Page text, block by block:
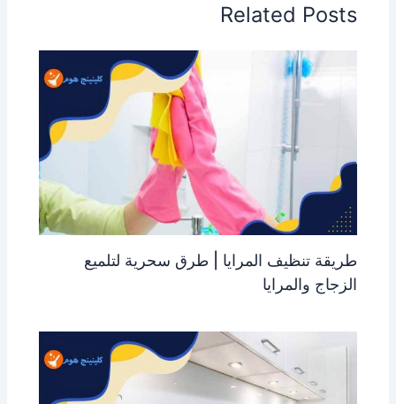
Related Posts
طريقة تنظيف المرايا | طرق سحرية لتلميع
الزجاج والمرايا